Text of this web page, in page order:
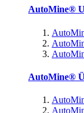
AutoMine®
AutoMine®